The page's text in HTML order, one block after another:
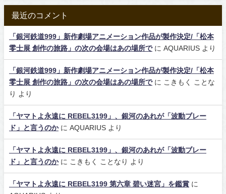
最近のコメント
「銀河鉄道999」新作劇場アニメーション作品が製作決定/「松本
零士展 創作の旅路」の次の会場はあの場所でに AQUARIUS より
「銀河鉄道999」新作劇場アニメーション作品が製作決定/「松本
零士展 創作の旅路」の次の会場はあの場所でに こきもく ことな
り
より
「ヤマトよ永遠に REBEL3199」、銀河のあれが「波動ブレー
ド」と言うのかに AQUARIUS より
「ヤマトよ永遠に REBEL3199」、銀河のあれが「波動ブレー
ド」と言うのかに こきもく ことなり より
「ヤマトよ永遠に REBEL3199 第六章 碧い迷宮」を鑑賞 に